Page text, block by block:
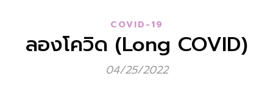
COVID-19
ลองโควิด (Long COVID)
04/25/2022